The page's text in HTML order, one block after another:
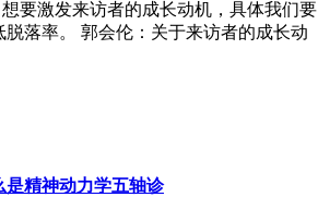
激发来访者的成长动机，具体我们要
落率。 郭会伦：关于来访者的成长动
是精神动力学五轴诊